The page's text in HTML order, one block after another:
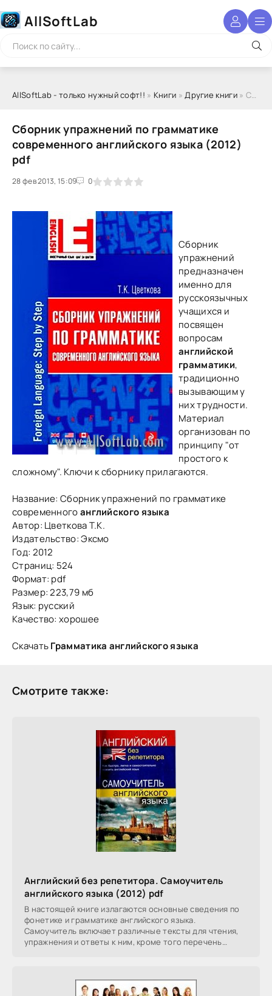
AllSoftLab
AllSoftLab - только нужный софт!! » Книги »Другие книги» Сборник упражнений по грамматике современного английского языка (2012) pdf
Сборник упражнений по грамматике
современного английского языка (2012)
pdf
28 фев 2013, 15:09 0
1 2 3 4 5
Сборник
упражнений
предназначен
именно для
русскоязычных
учащихся и
посвящен
вопросам
английской
грамматики,
традиционно
вызывающим у
них трудности.
Материал
организован по
принципу "от
простого к
сложному". Ключи к сборнику прилагаются.
Название: Сборник упражнений по грамматике
современногоанглийского языка
Автор: Цветкова Т.К.
Издательство: Эксмо
Год: 2012
Страниц: 524
Формат: pdf
Размер: 223,79 мб
Язык: русский
Качество: хорошее
СкачатьГрамматика английского языка
Смотрите также:
Английский без репетитора. Самоучитель
английского языка (2012) pdf
В настоящей книге излагаются основные сведения по
фонетике и грамматике английского языка.
Самоучитель включает различные тексты для чтения,
упражнения и ответы к ним, кроме того перечень